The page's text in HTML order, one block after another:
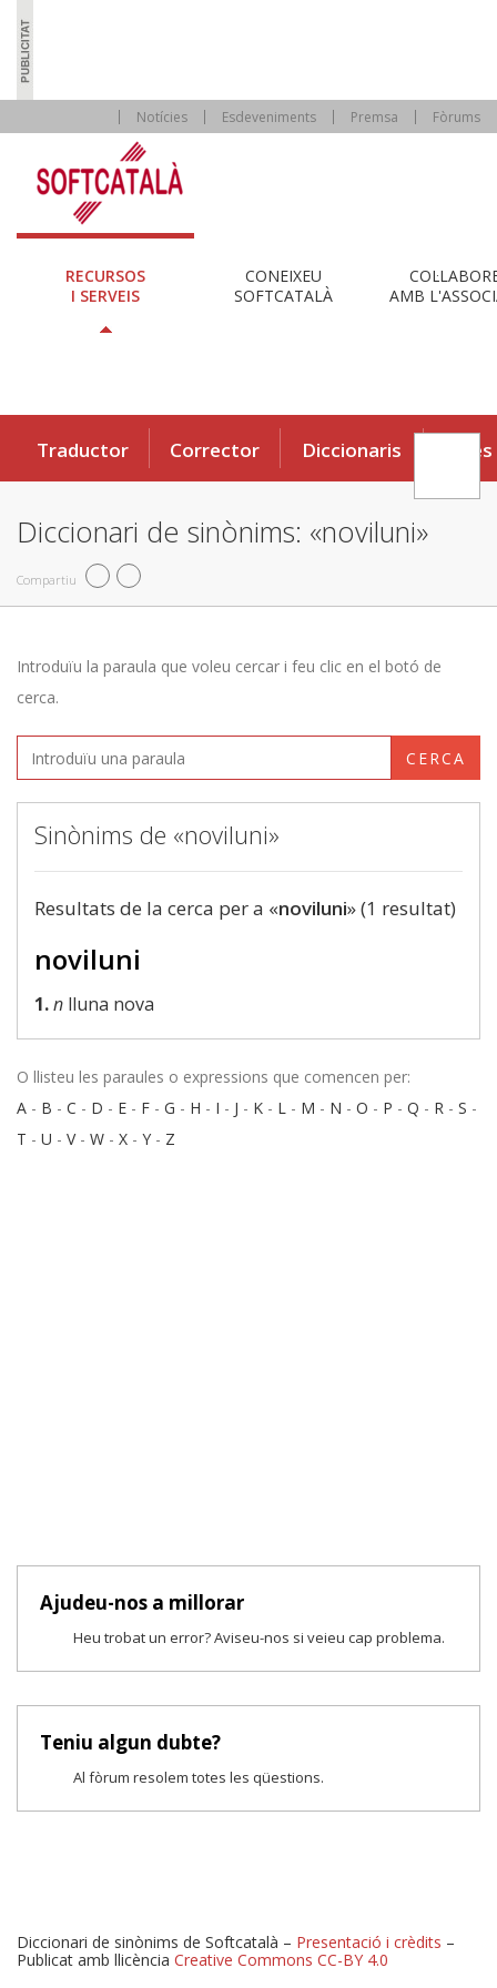
Notícies Esdeveniments Premsa Fòrums
RECURSOS
I SERVEIS
CONEIXEU
SOFTCATALÀ
AMB
Traductor Corrector Diccionaris Eines
Diccionari de sinònims: «noviluni»
Compartiu
Introduïu la paraula que voleu cercar i feu clic en el botó de
cerca.
CERCA
Sinònims de «noviluni»
Resultats de la cerca per a «noviluni» (1 resultat)
noviluni
1.n lluna nova
O llisteu les paraules o expressions que comencen per:
A - B - C - D - E - F - G - H - I - J - K - L - M - N - O - P - Q - R - S -
T - U - V- W - X - Y - Z
Ajudeu-nos a millorar
Heu trobat un error? Aviseu-nos si veieu cap problema.
Teniu algun dubte?
Al fòrum resolem totes les qüestions.
Diccionari de sinònims de Softcatalà – Presentació i crèdits –
Publicat amb llicència Creative Commons CC-BY 4.0